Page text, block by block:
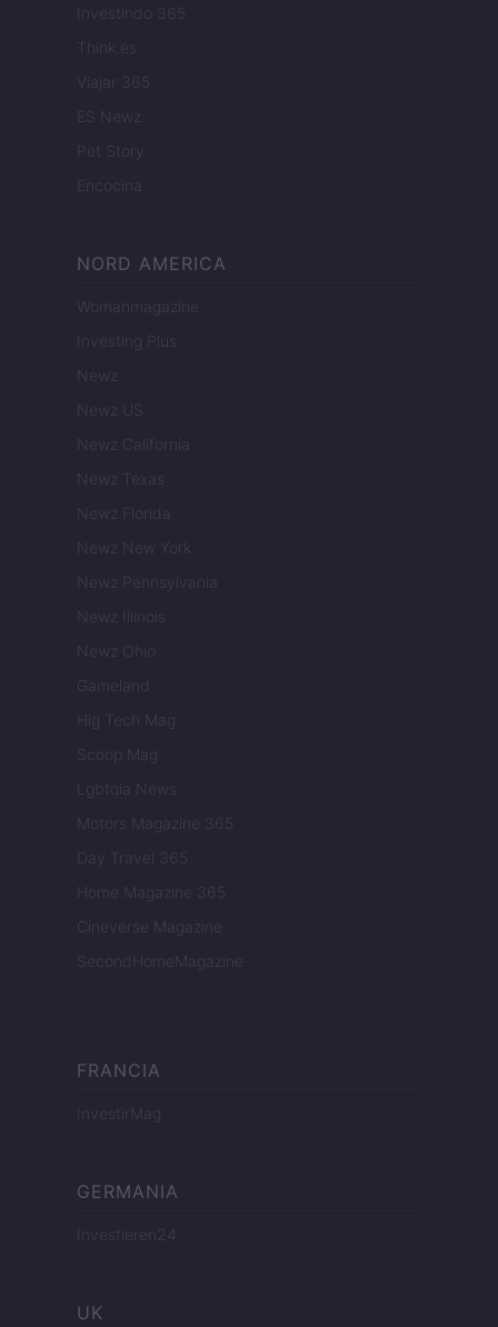
Investindo 365
Think.es
Viajar 365
ES Newz
Pet Story
Encocina
NORD AMERICA
Womanmagazine
Investing Plus
Newz
Newz US
Newz California
Newz Texas
Newz Florida
Newz New York
Newz Pennsylvania
Newz Illinois
Newz Ohio
Gameland
Hig Tech Mag
Scoop Mag
Lgbtqia News
Motors Magazine 365
Day Travel 365
Home Magazine 365
Cineverse Magazine
SecondHomeMagazine
FRANCIA
InvestirMag
GERMANIA
Investieren24
UK